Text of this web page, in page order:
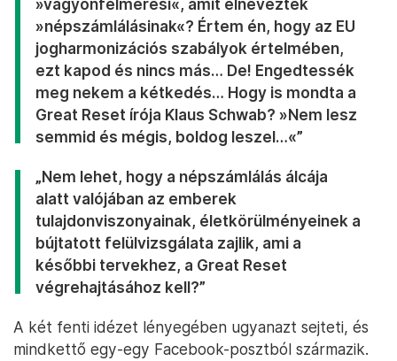
»vagyonfelmérési«, amit elneveztek
»népszámlálásinak«? Értem én, hogy az EU
jogharmonizációs szabályok értelmében,
ezt kapod és nincs más… De! Engedtessék
meg nekem a kétkedés… Hogy is mondta a
Great Reset írója Klaus Schwab? »Nem lesz
semmid és mégis, boldog leszel…«”
„Nem lehet, hogy a népszámlálás álcája
alatt valójában az emberek
tulajdonviszonyainak, életkörülményeinek a
bújtatott felülvizsgálata zajlik, ami a
későbbi tervekhez, a Great Reset
végrehajtásához kell?”
A két fenti idézet lényegében ugyanazt sejteti, és
mindkettő egy-egy Facebook-posztból származik.